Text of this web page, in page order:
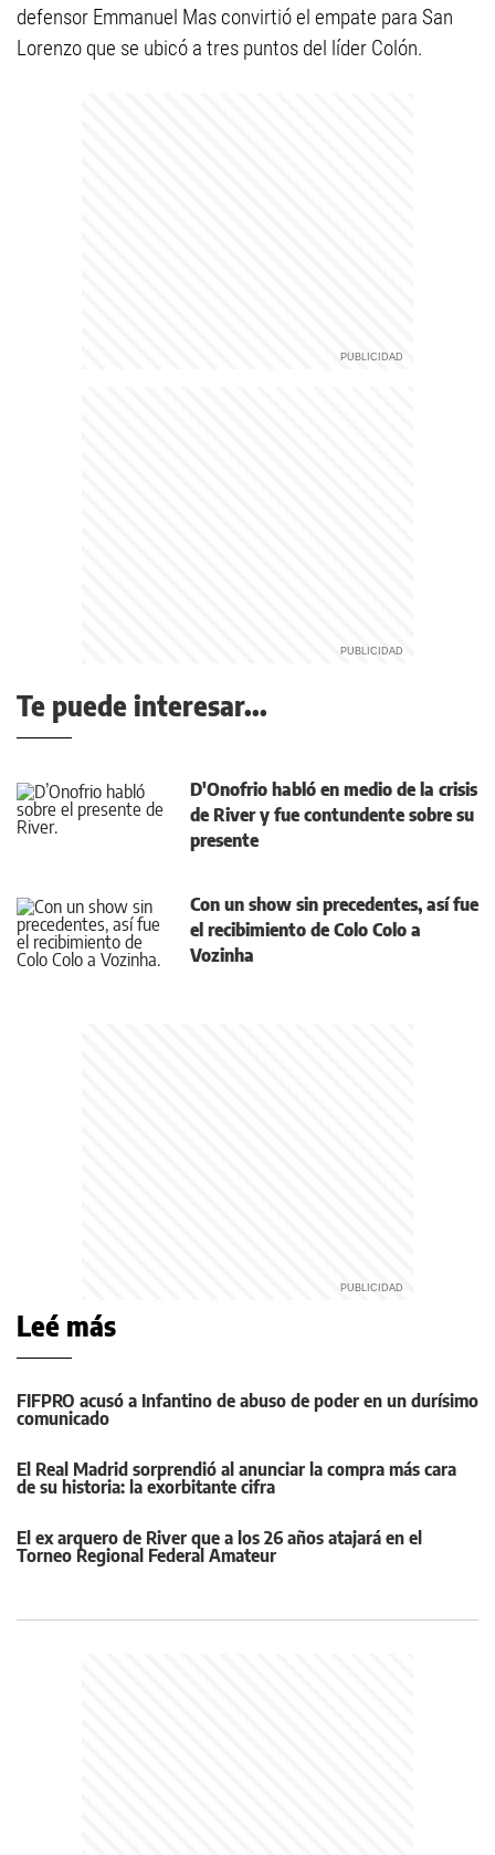
defensor Emmanuel Mas convirtió el empate para San
Lorenzo que se ubicó a tres puntos del líder Colón.
Te puede interesar...
D'Onofrio habló en medio de la crisis
de River y fue contundente sobre su
presente
Con un show sin precedentes, así fue
el recibimiento de Colo Colo a
Vozinha
Leé más
FIFPRO acusó a Infantino de abuso de poder en un durísimo
comunicado
El Real Madrid sorprendió al anunciar la compra más cara
de su historia: la exorbitante cifra
El ex arquero de River que a los 26 años atajará en el
Torneo Regional Federal Amateur